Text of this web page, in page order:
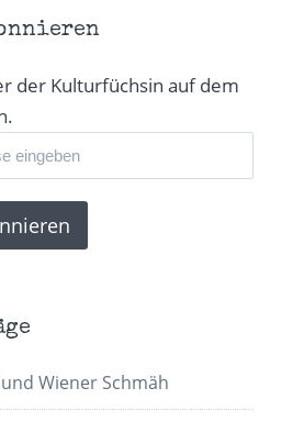
der Kulturfüchsin auf dem
Wiener Schmäh